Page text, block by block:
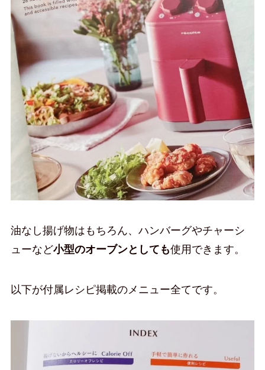
油なし揚げ物はもちろん、ハンバーグやチャーシ
ューなど小型のオーブンとしても使用できます。
以下が付属レシピ掲載のメニュー全てです。